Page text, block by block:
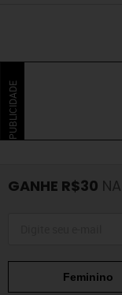
PUBLICIDADE
GANHE R$30
Feminino